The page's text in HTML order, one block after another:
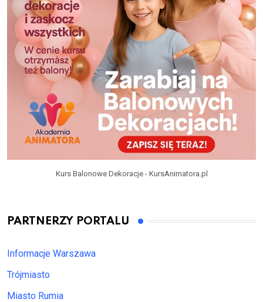
Kurs Balonowe Dekoracje - KursAnimatora.pl
PARTNERZY PORTALU
Informacje Warszawa
Trójmiasto
Miasto Rumia